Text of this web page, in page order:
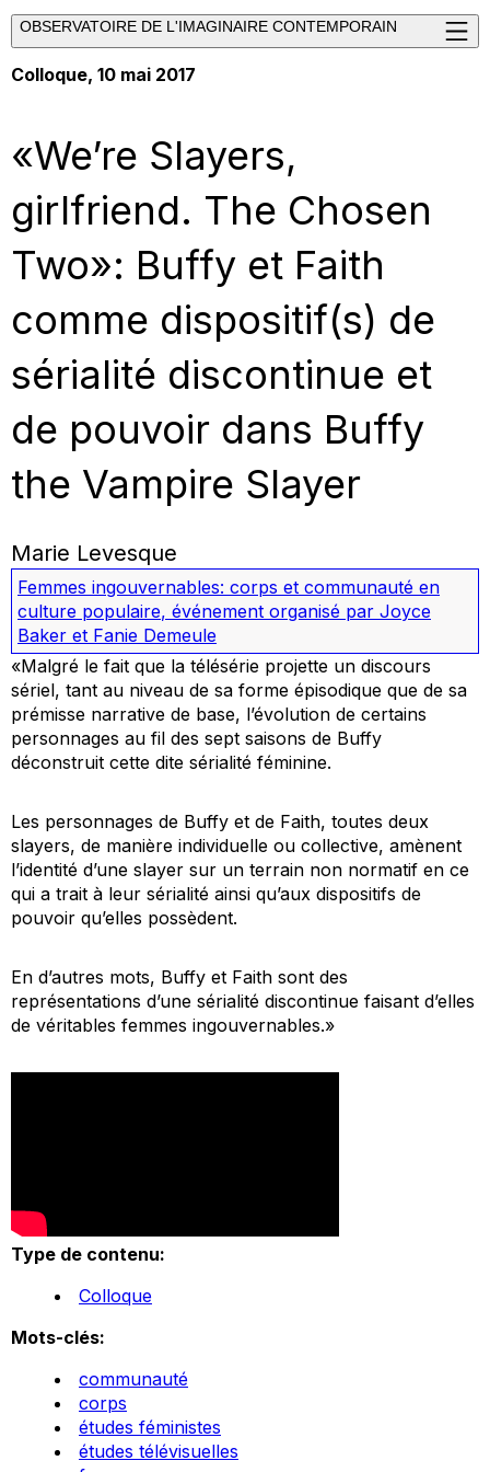
OBSERVATOIRE DE L'IMAGINAIRE CONTEMPORAIN
Colloque, 10 mai 2017
«We’re Slayers,
girlfriend. The Chosen
Two»: Buffy et Faith
comme dispositif(s) de
sérialité discontinue et
de pouvoir dans Buffy
the Vampire Slayer
Marie Levesque
Femmes ingouvernables: corps et communauté en
culture populaire, événement organisé par Joyce
Baker et Fanie Demeule
«Malgré le fait que la télésérie projette un discours
sériel, tant au niveau de sa forme épisodique que de sa
prémisse narrative de base, l’évolution de certains
personnages au fil des sept saisons de Buffy
déconstruit cette dite sérialité féminine.
Les personnages de Buffy et de Faith, toutes deux
slayers, de manière individuelle ou collective, amènent
l’identité d’une slayer sur un terrain non normatif en ce
qui a trait à leur sérialité ainsi qu’aux dispositifs de
pouvoir qu’elles possèdent.
En d’autres mots, Buffy et Faith sont des
représentations d’une sérialité discontinue faisant d’elles
de véritables femmes ingouvernables.»
Type de contenu:
Colloque
Mots-clés:
communauté
corps
études féministes
études télévisuelles